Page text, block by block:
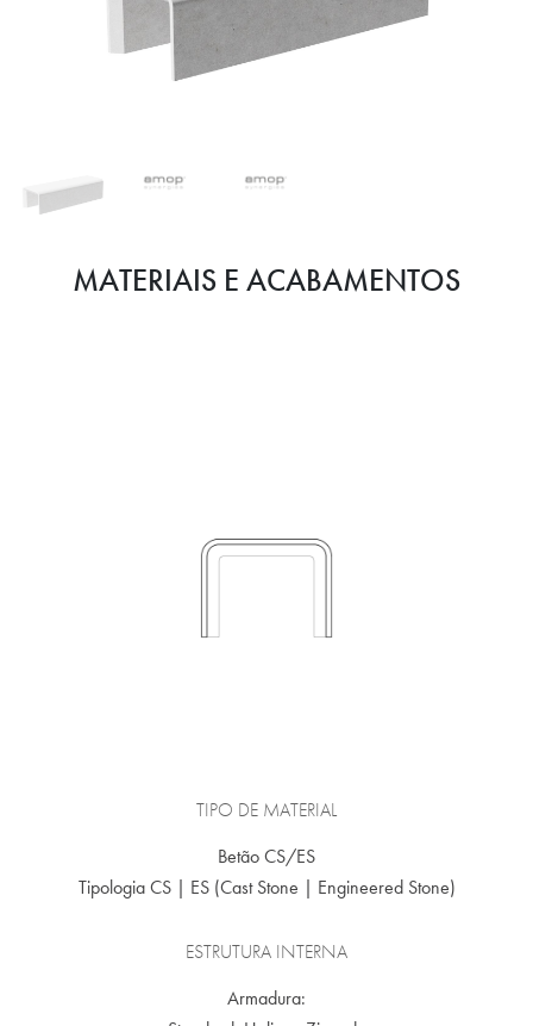
MATERIAIS E ACABAMENTOS
TIPO DE MATERIAL
Betão CS/ES
Tipologia CS | ES (Cast Stone | Engineered Stone)
ESTRUTURA INTERNA
Armadura: